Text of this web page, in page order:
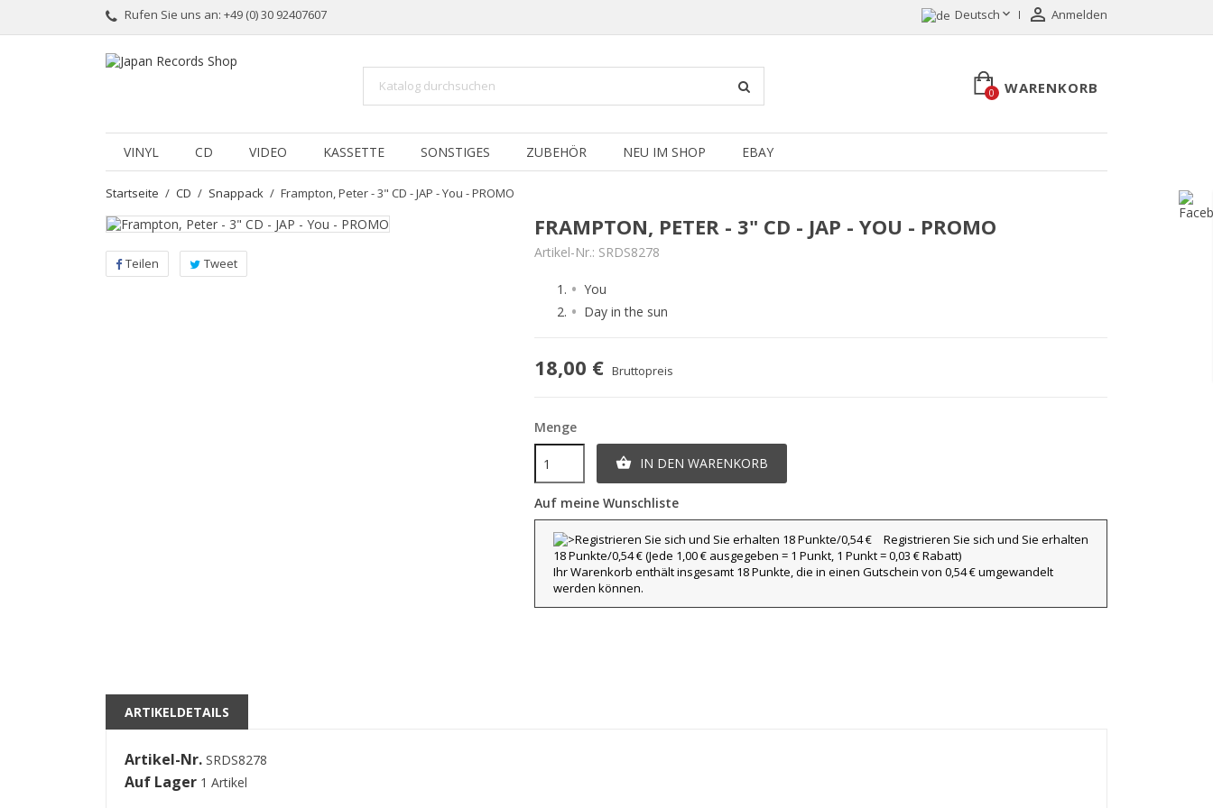
Rufen Sie uns an: +49 (0) 30 92407607 Deutsch  Anmelden
WARENKORB
0
VINYL CD VIDEO KASSETTE SONSTIGES ZUBEHÖR NEU IM SHOP EBAY
Startseite CD Snappack Frampton, Peter - 3" CD - JAP - You - PROMO
Teilen Tweet
FRAMPTON, PETER - 3" CD - JAP - YOU - PROMO
Artikel-Nr.: SRDS8278
You
Day in the sun
18,00 € Bruttopreis
Menge
 IN DEN WARENKORB
Auf meine Wunschliste
Registrieren Sie sich und Sie erhalten
18 Punkte/0,54 €(Jede 1,00 € ausgegeben = 1 Punkt, 1 Punkt = 0,03 € Rabatt)
Ihr Warenkorb enthält insgesamt 18 Punkte, die in einen Gutschein von 0,54 € umgewandelt
werden können.
ARTIKELDETAILS
Artikel-Nr. SRDS8278
Auf Lager 1 Artikel